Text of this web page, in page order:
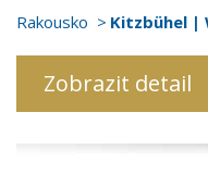
Rakousko Kitzbühel |
Zobrazit detail